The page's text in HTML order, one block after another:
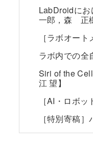
LabDroidに
一郎，森 正
［ラボオー
ラボ内での全
Siri of the
江 望】
［AI・ロボ
［特別寄稿